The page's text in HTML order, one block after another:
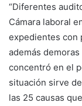
“Diferentes
Cámara laboral
expedientes con
además
concentró en el
situación sirve
las 25 causas